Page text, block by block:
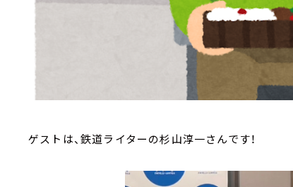
ゲストは、鉄道ライターの杉山淳一さんです！